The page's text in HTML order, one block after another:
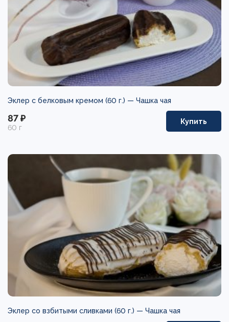
Эклер с белковым кремом (60 г.) — Чашка чая
87 ₽
60 г
Купить
Эклер со взбитыми сливками (60 г.) — Чашка чая